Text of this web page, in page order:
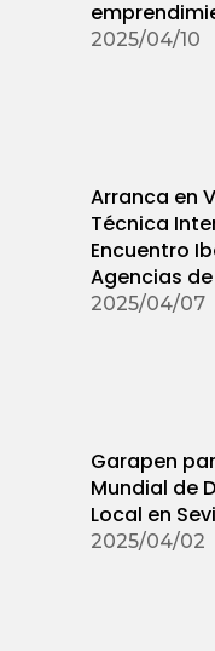
2025/04/10
Arranca en
Técnica
Encuentro
Agencias
2025/04/07
Garapen
Mundial de
Local en
2025/04/02